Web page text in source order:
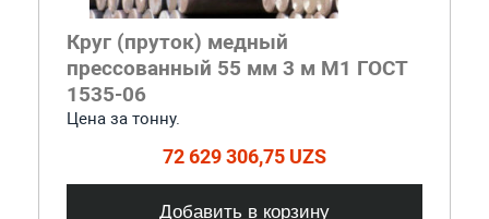
Круг (пруток) медный
прессованный 55 мм 3 м М1 ГОСТ
1535-06
Цена за тонну.
72 629 306,75 UZS
Добавить в корзину